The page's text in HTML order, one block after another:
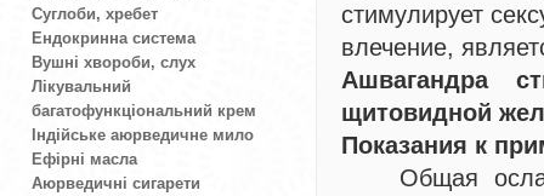
Суглоби, хребет
Ендокринна система
Вушні хвороби, слух
Лікувальний
багатофункціональний крем
Індійське аюрведичне мило
Ефірні масла
Аюрведичні сигарети
стимулирует
влечение,
Ашвагандра
щитовидной
Показания к
Общая